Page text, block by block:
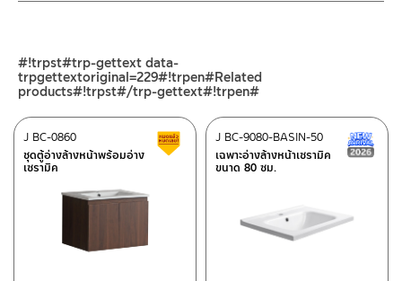
ศูนย์บริการและอะไหล่ กรุงเทพฯ
662/61-62 ถนน พระราม3 แขวงบางโพงพาง เขตยานนาวา กรุงเทพฯ
โทร: 02-358-0080 / 080-075-8668 / 091-545-0556
– Shopee
–Lazada
ติดต่อพนักงานขาย / Contact Sales Staff
โทร: 02-285-5795
LINE:@charnpaiboon.sales
#!trpst#trp-gettext data-
trpgettextoriginal=229#!trpen#Related
products#!trpst#/trp-gettext#!trpen#
ชุดตู้อ่างล้างหน้าพร้อมอ่าง
เซรามิค
J BC-0860 สินค้าลดราคา เคลียร์สต็อก
เฉพาะอ่างล้างหน้าเซรามิค
ขนาด 80 ซม.
J BC-9080-BASIN-50